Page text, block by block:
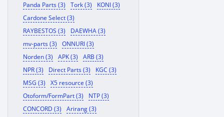
Panda Parts (3)
Tork (3)
KONI (3)
Cardone Select (3)
RAYBESTOS (3)
DAEWHA (3)
mv-parts (3)
ONNURI (3)
Norden (3)
APK (3)
ARB (3)
NPR (3)
Direct Parts (3)
KGC (3)
MSG (3)
X5 resource (3)
Otoform/FormPart (3)
NTP (3)
CONCORD (3)
Arirang (3)